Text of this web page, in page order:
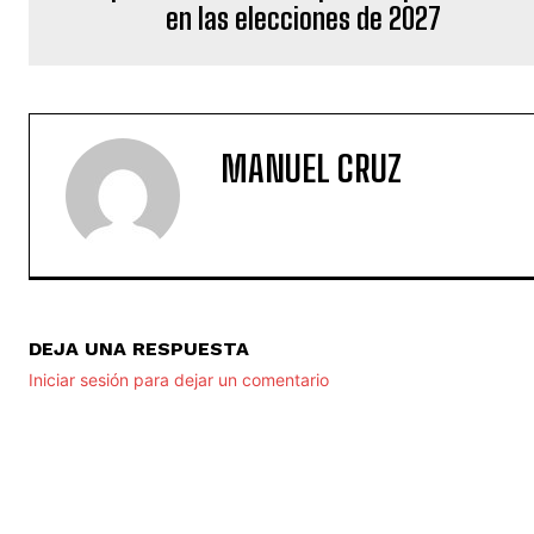
en las elecciones de 2027
MANUEL CRUZ
DEJA UNA RESPUESTA
Iniciar sesión para dejar un comentario